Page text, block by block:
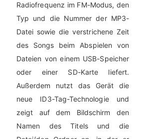
Radiofrequenz im FM-Modus, den
Typ und die Nummer der MP3-
Datei sowie die verstrichene Zeit
des Songs beim Abspielen von
Dateien von einem USB-Speicher
oder einer SD-Karte liefert.
Außerdem nutzt das Gerät die
neue ID3-Tag-Technologie und
zeigt auf dem Bildschirm den
Namen des Titels und die